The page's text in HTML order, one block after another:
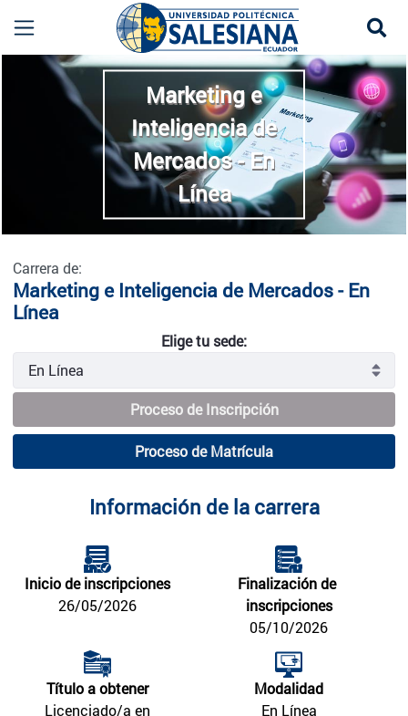
Marketing e Inteligencia de Mercados - En Línea
Marketing e
Inteligencia de
Mercados - En
Línea
Carrera de:
Marketing e Inteligencia de Mercados - En
Línea
Elige tu sede:
Proceso de Inscripción
Proceso de Matrícula
Información de la carrera
Inicio de inscripciones
26/05/2026
Finalización de
inscripciones
05/10/2026
Título a obtener
Licenciado/a en
Modalidad
En Línea